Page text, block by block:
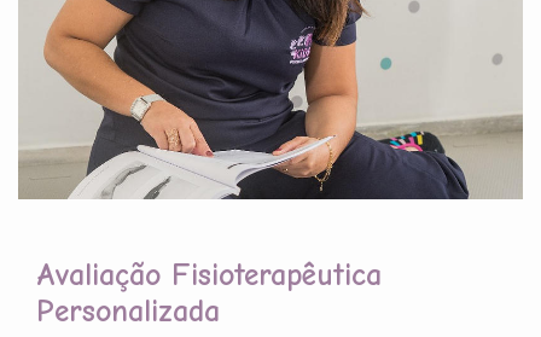
Avaliação Fisioterapêutica
Personalizada